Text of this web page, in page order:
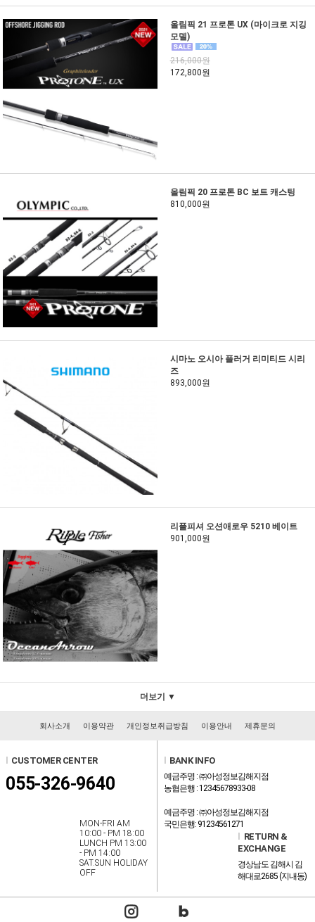
올림픽 21 프로톤 UX (마이크로 지깅
모델)
216,000원
172,800원
올림픽 20 프로톤 BC 보트 캐스팅
810,000원
시마노 오시아 플러거 리미티드 시리
즈
893,000원
리플피셔 오션애로우 5210 베이트
901,000원
더보기 ▼
회사소개 이용약관 개인정보취급방침 이용안내 제휴문의
l CUSTOMER CENTER
055-326-9640
MON-FRI AM
10:00 - PM 18:00
LUNCH PM 13:00
- PM 14:00
SAT.SUN HOLIDAY
OFF
l BANK INFO
예금주명 : ㈜아성정보김해지점
농협은행 : 12345678933-08
예금주명 : ㈜아성정보김해지점
국민은행: 91234561271
l RETURN &
EXCHANGE
경상남도 김해시 김
해대로2685 (지내동)